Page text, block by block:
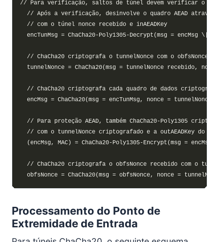
Processamento do Ponto de
Extremidade de Entrada